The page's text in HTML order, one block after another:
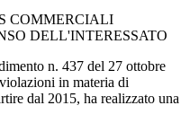
n. 437 del 27 ottobre
in materia di
dal 2015, ha realizzato una